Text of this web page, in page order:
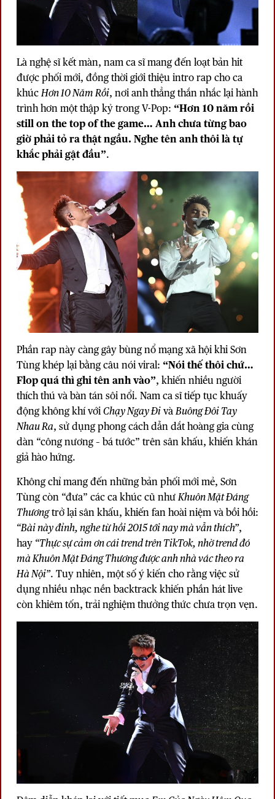
Là nghệ sĩ kết màn, nam ca sĩ mang đến loạt bản hit
được phối mới, đồng thời giới thiệu intro rap cho ca
khúcHơn 10 Năm Rồi, nơi anh thẳng thắn nhắc lại hành
trình hơn một thập kỷ trong V-Pop: “Hơn 10 năm rồi
still on the top of the game… Anh chưa từng bao
giờ phải tỏ ra thật ngầu. Nghe tên anh thôi là tự
khắc phải gật đầu”.
Phần rap này càng gây bùng nổ mạng xã hội khi Sơn
Tùng khép lại bằng câu nói viral: “Nói thế thôi chứ…
Flop quá thì ghi tên anh vào”, khiến nhiều người
thích thú và bàn tán sôi nổi. Nam ca sĩ tiếp tục khuấy
động không khí vớiChạy Ngay ĐivàBuông Đôi Tay
Nhau Ra, sử dụng phong cách dẫn dắt hoàng gia cùng
dàn “công nương – bá tước” trên sân khấu, khiến khán
giả hào hứng.
Không chỉ mang đến những bản phối mới mẻ, Sơn
Tùng còn “đưa” các ca khúc cũ nhưKhuôn Mặt Đáng
Thươngtrở lại sân khấu, khiến fan hoài niệm và bồi hồi:
“Bài này đỉnh, nghe từ hồi 2015 tới nay mà vẫn thích”,
hay “Thực sự cảm ơn cái trend trên TikTok, nhờ trend đó
mà Khuôn Mặt Đáng Thương được anh nhà vác theo ra
Hà Nội”. Tuy nhiên, một số ý kiến cho rằng việc sử
dụng nhiều nhạc nền backtrack khiến phần hát live
còn khiêm tốn, trải nghiệm thưởng thức chưa trọn vẹn.